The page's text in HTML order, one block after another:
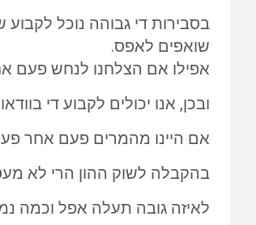
בסבירות די גבוהה נוכל לקבוע
שואפים לאפס.
אפילו אם הצלחנו לנחש פעם
ובכן, אנו יכולים לקבוע די
אם היינו מהמרים פעם אחר
בהקבלה לשוק ההון הרי לא מעט
לאיזה גובה תעלה אפל וכמה